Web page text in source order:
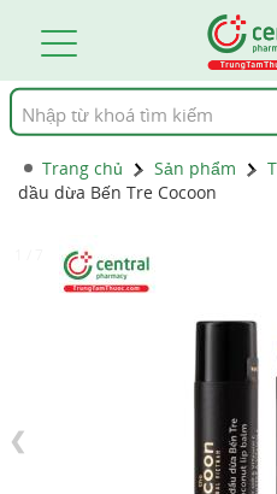
Tìm
kiếm
Trang chủ Sản phẩm
dầu dừa Bến Tre Cocoon
❮